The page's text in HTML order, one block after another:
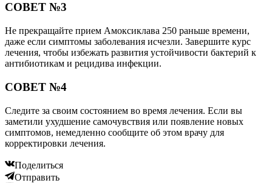
СОВЕТ №3
Не прекращайте прием Амоксиклава 250 раньше времени,
даже если симптомы заболевания исчезли. Завершите курс
лечения, чтобы избежать развития устойчивости бактерий к
антибиотикам и рецидива инфекции.
СОВЕТ №4
Следите за своим состоянием во время лечения. Если вы
заметили ухудшение самочувствия или появление новых
симптомов, немедленно сообщите об этом врачу для
корректировки лечения.
Поделиться
Отправить